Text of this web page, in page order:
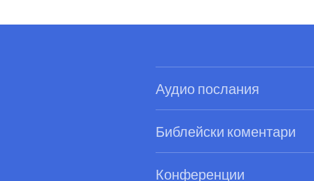
Аудио послания
Библейски коментари
Конференции